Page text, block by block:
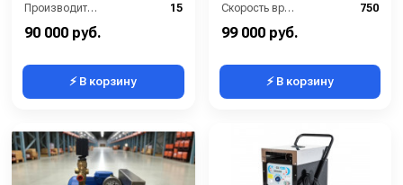
Производительность (л/мин):
15
90 000 руб.
⚡ В корзину
Скорость вращения (об/мин):
750
99 000 руб.
⚡ В корзину